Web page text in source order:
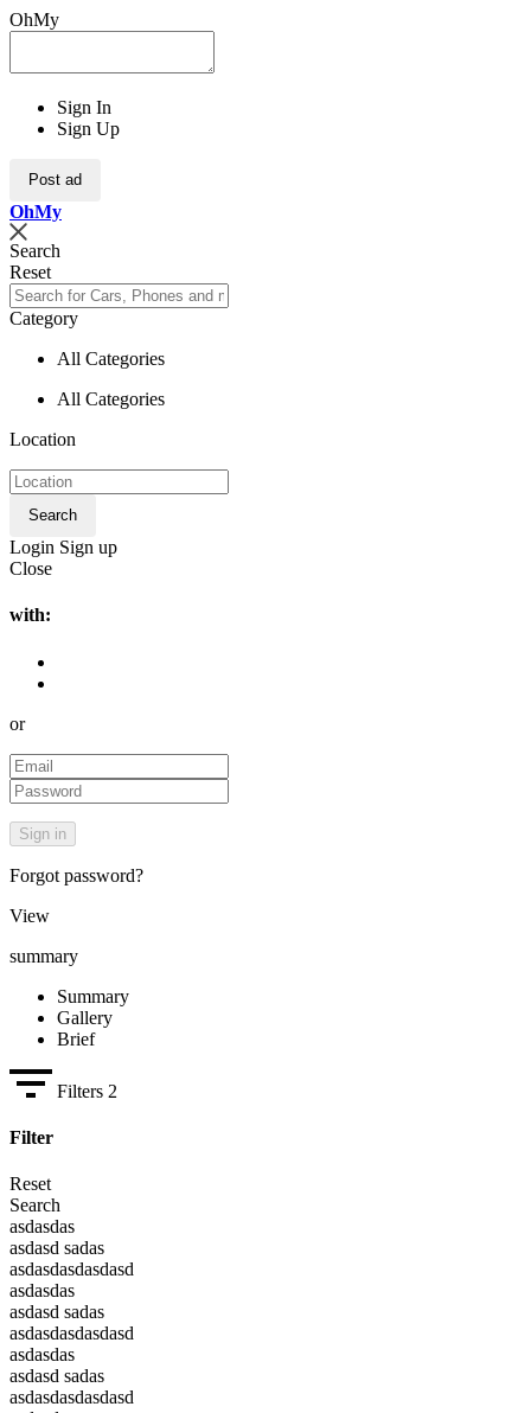
OhMy
Sign In
Sign Up
Post ad
OhMy
Search
Reset
Category
All Categories
All Categories
Location
Search
Login Sign up
Close
with:
or
Forgot password?
View
summary
Summary
Gallery
Brief
Filters 2
Filter
Reset
Search
asdasdas
asdasd sadas
asdasdasdasdasd
asdasdas
asdasd sadas
asdasdasdasdasd
asdasdas
asdasd sadas
asdasdasdasdasd